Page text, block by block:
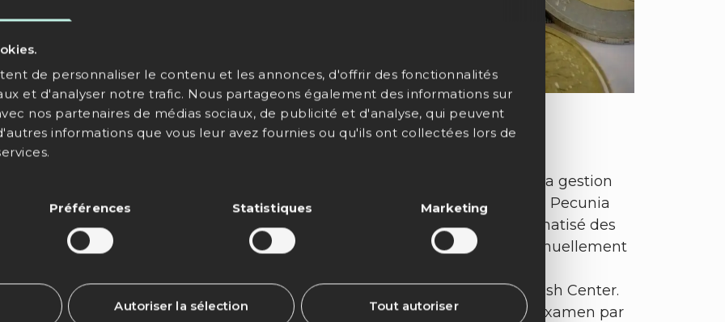
de personnaliser le contenu et les annonces, d'offrir des fonctionnalités
et d'analyser notre trafic. Nous partageons également des informations sur
nos partenaires de médias sociaux, de publicité et d'analyse, qui peuvent
informations que vous leur avez fournies ou qu'ils ont collectées lors de
Préférences Statistiques Marketing
Autoriser la sélection Tout autoriser
caisses d'épargne s'appuient sur des solutions numériques pour la gestion
gèrent, entre autres, le processus de collecte des pièces via le logiciel Pecunia
– et bénéficient ainsi d'un gain d'efficacité. En effet, le comptage automatisé des
de médias grâce au logiciel, et les employés n'ont plus à établir manuellement
offre encore bien plus de possibilités. Par exemple, le processus
automatiques de billets peut également être optimisé avec le logiciel Cash Center.
sont actuellement particulièrement intéressantes dans le contexte de l'examen par